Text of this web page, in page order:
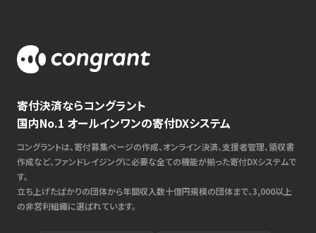
寄付決済ならコングラント
国内No.1 オールインワンの寄付DXシステム
コングラントは、寄付募集ページの作成、オンライン決済、支援者管理、領収書
作成など、ファンドレイジングに必要な全ての機能が揃った寄付DXシステムで
す。
立ち上げたばかりの団体から年間収入数十億円規模の団体まで、3,000以上
の非営利組織に選ばれています。